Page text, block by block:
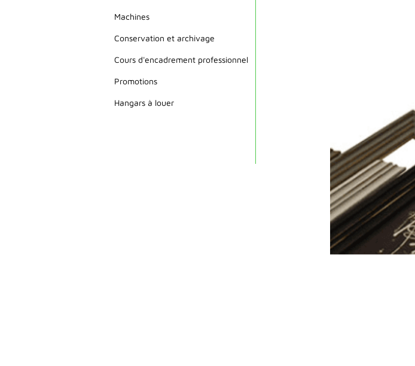
Machines
Conservation et archivage
Cours d'encadrement professionnel
Promotions
Hangars à louer